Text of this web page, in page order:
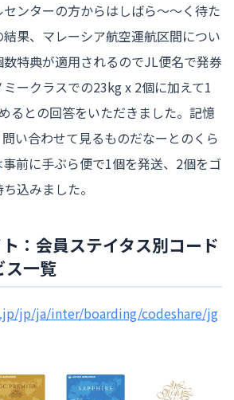
ンターの方からはしばら〜〜く待た
果、マレーシア航空運航区間につい
特典が適用されるのでJL便名で発券
ークラスでの23kg x 2個に加えて1
るとの回答をいただきました。記憶
い合わせて見るものだなーとのくら
前に手ぶら便で1個を発送、2個をゴ
込みました。
：会員ステイタス別コード
ス一覧
jp/ja/inter/boarding/codeshare/jg